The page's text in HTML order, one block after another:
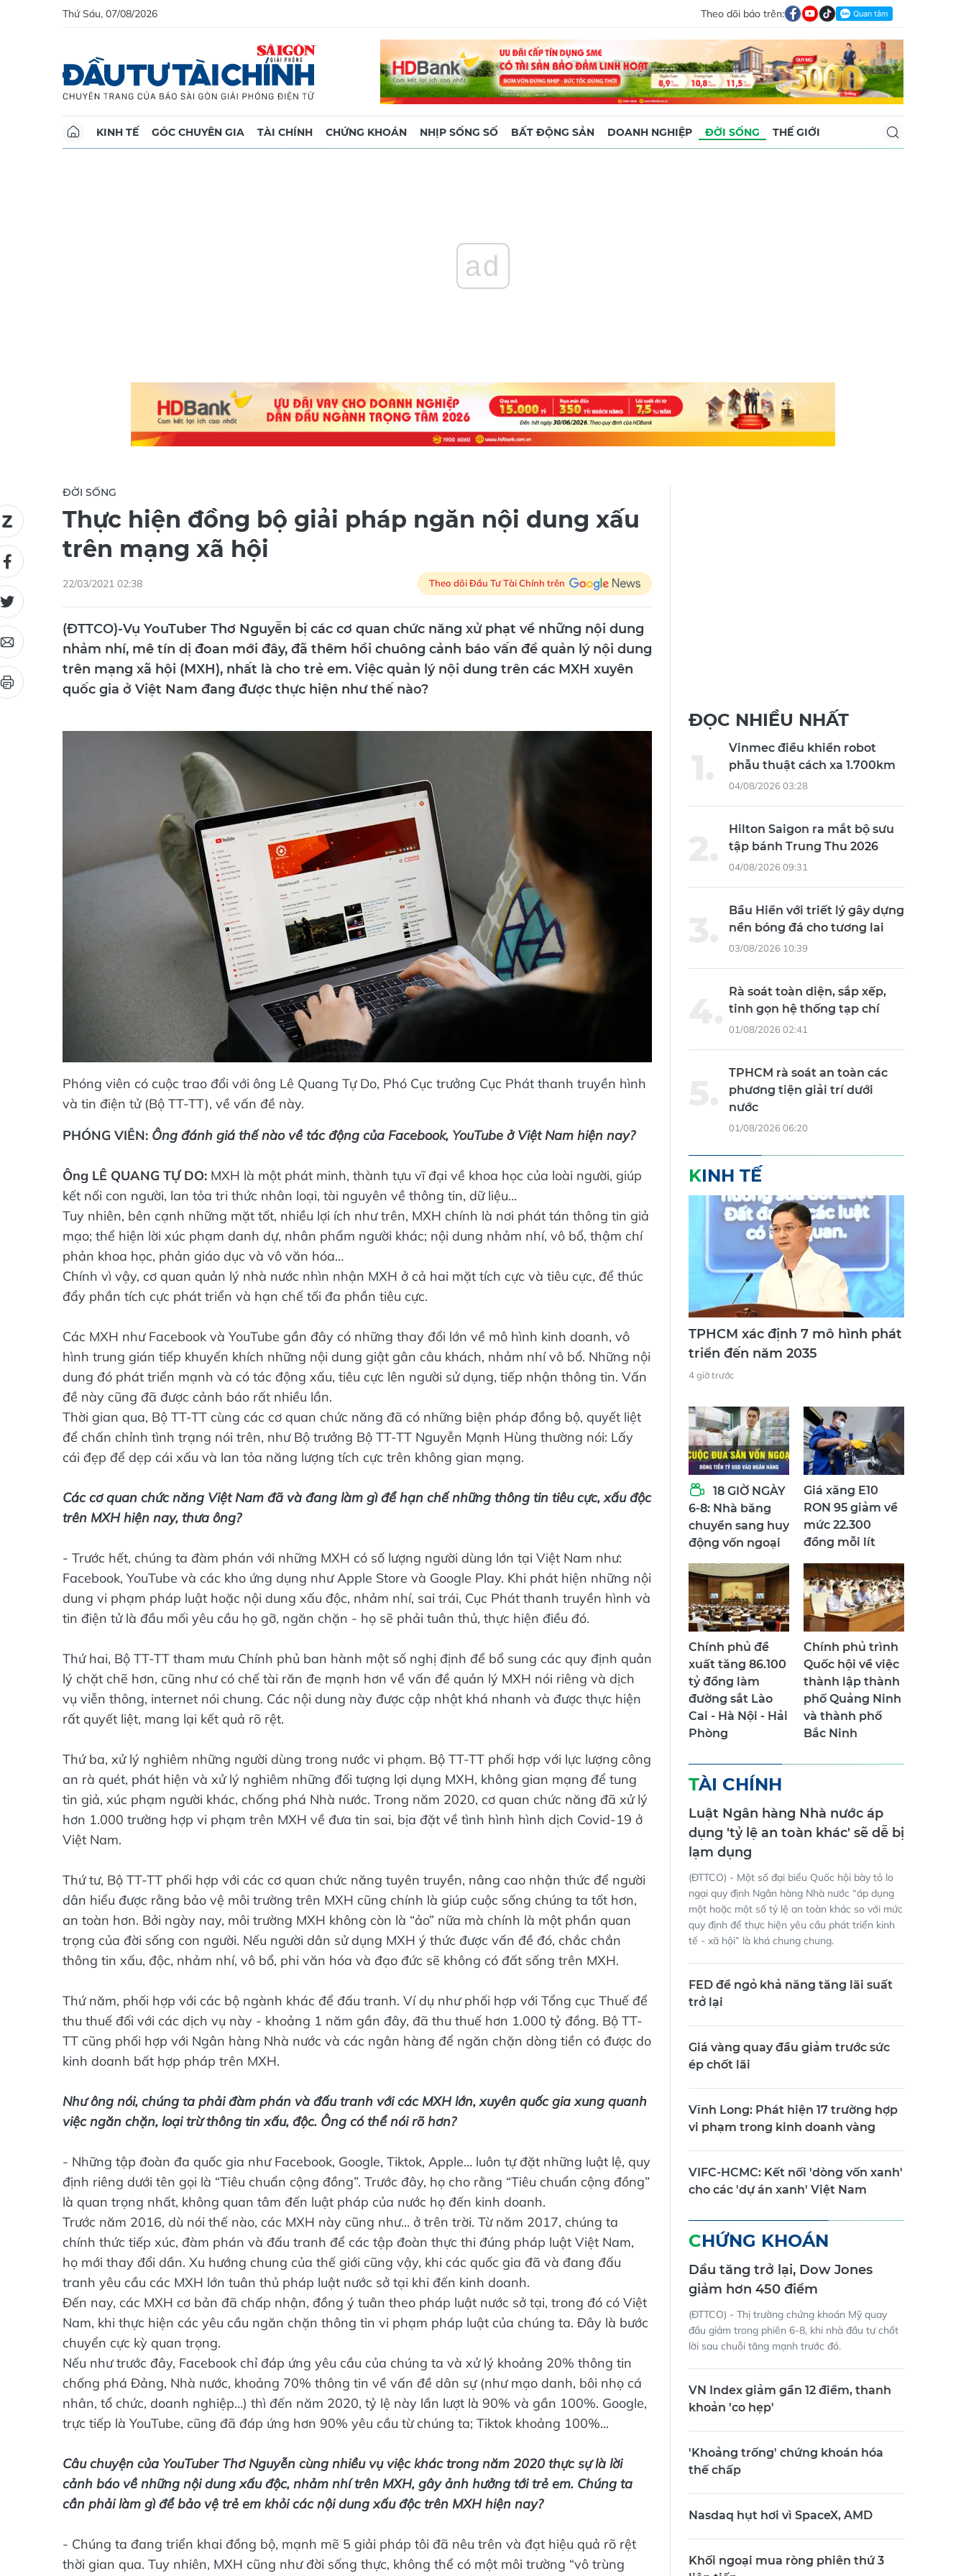
Thứ Sáu, 07/08/2026 Theo dõi báo trên:
KINH TẾ GÓC CHUYÊN GIA TÀI CHÍNH CHỨNG KHOÁN NHỊP SỐNG SỐ BẤT ĐỘNG SẢN DOANH NGHIỆP ĐỜI SỐNG THẾ GIỚI
ad
ĐỜI SỐNG
Thực hiện đồng bộ giải pháp ngăn nội dung xấu
trên mạng xã hội
22/03/2021 02:38 Theo dõi Đầu Tư Tài Chính trên
(ĐTTCO)-Vụ YouTuber Thơ Nguyễn bị các cơ quan chức năng xử phạt về những nội dung
nhảm nhí, mê tín dị đoan mới đây, đã thêm hồi chuông cảnh báo vấn đề quản lý nội dung
trên mạng xã hội (MXH), nhất là cho trẻ em. Việc quản lý nội dung trên các MXH xuyên
quốc gia ở Việt Nam đang được thực hiện như thế nào?
Phóng viên có cuộc trao đổi với ông Lê Quang Tự Do, Phó Cục trưởng Cục Phát thanh truyền hình
và tin điện tử (Bộ TT-TT), về vấn đề này.
PHÓNG VIÊN: Ông đánh giá thế nào về tác động của Facebook, YouTube ở Việt Nam hiện nay?
Ông LÊ QUANG TỰ DO: MXH là một phát minh, thành tựu vĩ đại về khoa học của loài người, giúp
kết nối con người, lan tỏa tri thức nhân loại, tài nguyên về thông tin, dữ liệu…
Tuy nhiên, bên cạnh những mặt tốt, nhiều lợi ích như trên, MXH chính là nơi phát tán thông tin giả
mạo; thể hiện lời xúc phạm danh dự, nhân phẩm người khác; nội dung nhảm nhí, vô bổ, thậm chí
phản khoa học, phản giáo dục và vô văn hóa…
Chính vì vậy, cơ quan quản lý nhà nước nhìn nhận MXH ở cả hai mặt tích cực và tiêu cực, để thúc
đẩy phần tích cực phát triển và hạn chế tối đa phần tiêu cực.
Các MXH như Facebook và YouTube gần đây có những thay đổi lớn về mô hình kinh doanh, vô
hình trung gián tiếp khuyến khích những nội dung giật gân câu khách, nhảm nhí vô bổ. Những nội
dung đó phát triển mạnh và có tác động xấu, tiêu cực lên người sử dụng, tiếp nhận thông tin. Vấn
đề này cũng đã được cảnh báo rất nhiều lần.
Thời gian qua, Bộ TT-TT cùng các cơ quan chức năng đã có những biện pháp đồng bộ, quyết liệt
để chấn chỉnh tình trạng nói trên, như Bộ trưởng Bộ TT-TT Nguyễn Mạnh Hùng thường nói: Lấy
cái đẹp để dẹp cái xấu và lan tỏa năng lượng tích cực trên không gian mạng.
Các cơ quan chức năng Việt Nam đã và đang làm gì để hạn chế những thông tin tiêu cực, xấu độc
trên MXH hiện nay, thưa ông?
- Trước hết, chúng ta đàm phán với những MXH có số lượng người dùng lớn tại Việt Nam như:
Facebook, YouTube và các kho ứng dụng như Apple Store và Google Play. Khi phát hiện những nội
dung vi phạm pháp luật hoặc nội dung xấu độc, nhảm nhí, sai trái, Cục Phát thanh truyền hình và
tin điện tử là đầu mối yêu cầu họ gỡ, ngăn chặn - họ sẽ phải tuân thủ, thực hiện điều đó.
Thứ hai, Bộ TT-TT tham mưu Chính phủ ban hành một số nghị định để bổ sung các quy định quản
lý chặt chẽ hơn, cũng như có chế tài răn đe mạnh hơn về vấn đề quản lý MXH nói riêng và dịch
vụ viễn thông, internet nói chung. Các nội dung này được cập nhật khá nhanh và được thực hiện
rất quyết liệt, mang lại kết quả rõ rệt.
Thứ ba, xử lý nghiêm những người dùng trong nước vi phạm. Bộ TT-TT phối hợp với lực lượng công
an rà quét, phát hiện và xử lý nghiêm những đối tượng lợi dụng MXH, không gian mạng để tung
tin giả, xúc phạm người khác, chống phá Nhà nước. Trong năm 2020, cơ quan chức năng đã xử lý
hơn 1.000 trường hợp vi phạm trên MXH về đưa tin sai, bịa đặt về tình hình hình dịch Covid-19 ở
Việt Nam.
Thứ tư, Bộ TT-TT phối hợp với các cơ quan chức năng tuyên truyền, nâng cao nhận thức để người
dân hiểu được rằng bảo vệ môi trường trên MXH cũng chính là giúp cuộc sống chúng ta tốt hơn,
an toàn hơn. Bởi ngày nay, môi trường MXH không còn là “ảo” nữa mà chính là một phần quan
trọng của đời sống con người. Nếu người dân sử dụng MXH ý thức được vấn đề đó, chắc chắn
thông tin xấu, độc, nhảm nhí, vô bổ, phi văn hóa và đạo đức sẽ không có đất sống trên MXH.
Thứ năm, phối hợp với các bộ ngành khác để đấu tranh. Ví dụ như phối hợp với Tổng cục Thuế để
thu thuế đối với các dịch vụ này - khoảng 1 năm gần đây, đã thu thuế hơn 1.000 tỷ đồng. Bộ TT-
TT cũng phối hợp với Ngân hàng Nhà nước và các ngân hàng để ngăn chặn dòng tiền có được do
kinh doanh bất hợp pháp trên MXH.
Như ông nói, chúng ta phải đàm phán và đấu tranh với các MXH lớn, xuyên quốc gia xung quanh
việc ngăn chặn, loại trừ thông tin xấu, độc. Ông có thể nói rõ hơn?
- Những tập đoàn đa quốc gia như Facebook, Google, Tiktok, Apple… luôn tự đặt những luật lệ, quy
định riêng dưới tên gọi là “Tiêu chuẩn cộng đồng”. Trước đây, họ cho rằng “Tiêu chuẩn cộng đồng”
là quan trọng nhất, không quan tâm đến luật pháp của nước họ đến kinh doanh.
Trước năm 2016, dù nói thế nào, các MXH này cũng như... ở trên trời. Từ năm 2017, chúng ta
chính thức tiếp xúc, đàm phán và đấu tranh để các tập đoàn thực thi đúng pháp luật Việt Nam,
họ mới thay đổi dần. Xu hướng chung của thế giới cũng vậy, khi các quốc gia đã và đang đấu
tranh yêu cầu các MXH lớn tuân thủ pháp luật nước sở tại khi đến kinh doanh.
Đến nay, các MXH cơ bản đã chấp nhận, đồng ý tuân theo pháp luật nước sở tại, trong đó có Việt
Nam, khi thực hiện các yêu cầu ngăn chặn thông tin vi phạm pháp luật của chúng ta. Đây là bước
chuyển cực kỳ quan trọng.
Nếu như trước đây, Facebook chỉ đáp ứng yêu cầu của chúng ta và xử lý khoảng 20% thông tin
chống phá Đảng, Nhà nước, khoảng 70% thông tin về vấn đề dân sự (như mạo danh, bôi nhọ cá
nhân, tổ chức, doanh nghiệp…) thì đến năm 2020, tỷ lệ này lần lượt là 90% và gần 100%. Google,
trực tiếp là YouTube, cũng đã đáp ứng hơn 90% yêu cầu từ chúng ta; Tiktok khoảng 100%...
Câu chuyện của YouTuber Thơ Nguyễn cùng nhiều vụ việc khác trong năm 2020 thực sự là lời
cảnh báo về những nội dung xấu độc, nhảm nhí trên MXH, gây ảnh hưởng tới trẻ em. Chúng ta
cần phải làm gì để bảo vệ trẻ em khỏi các nội dung xấu độc trên MXH hiện nay?
- Chúng ta đang triển khai đồng bộ, mạnh mẽ 5 giải pháp tôi đã nêu trên và đạt hiệu quả rõ rệt
thời gian qua. Tuy nhiên, MXH cũng như đời sống thực, không thể có một môi trường “vô trùng
ĐỌC NHIỀU NHẤT
Vinmec điều khiển robot
phẫu thuật cách xa 1.700km
04/08/2026 03:28
Hilton Saigon ra mắt bộ sưu
tập bánh Trung Thu 2026
04/08/2026 09:31
Bầu Hiển với triết lý gây dựng
nền bóng đá cho tương lai
03/08/2026 10:39
Rà soát toàn diện, sắp xếp,
tinh gọn hệ thống tạp chí
01/08/2026 02:41
TPHCM rà soát an toàn các
phương tiện giải trí dưới
nước
01/08/2026 06:20
KINH TẾ
TPHCM xác định 7 mô hình phát
triển đến năm 2035
4 giờ trước
18 GIỜ NGÀY
6-8: Nhà băng
chuyển sang huy
động vốn ngoại
Giá xăng E10
RON 95 giảm về
mức 22.300
đồng mỗi lít
Chính phủ đề
xuất tăng 86.100
tỷ đồng làm
đường sắt Lào
Cai - Hà Nội - Hải
Phòng
Chính phủ trình
Quốc hội về việc
thành lập thành
phố Quảng Ninh
và thành phố
Bắc Ninh
TÀI CHÍNH
Luật Ngân hàng Nhà nước áp
dụng 'tỷ lệ an toàn khác' sẽ dễ bị
lạm dụng
(ĐTTCO) - Một số đại biểu Quốc hội bày tỏ lo
ngại quy định Ngân hàng Nhà nước “áp dụng
một hoặc một số tỷ lệ an toàn khác so với mức
quy định để thực hiện yêu cầu phát triển kinh
tế - xã hội” là khá chung chung.
FED để ngỏ khả năng tăng lãi suất
trở lại
Giá vàng quay đầu giảm trước sức
ép chốt lãi
Vĩnh Long: Phát hiện 17 trường hợp
vi phạm trong kinh doanh vàng
VIFC-HCMC: Kết nối 'dòng vốn xanh'
cho các 'dự án xanh' Việt Nam
CHỨNG KHOÁN
Dầu tăng trở lại, Dow Jones
giảm hơn 450 điểm
(ĐTTCO) - Thị trường chứng khoán Mỹ quay
đầu giảm trong phiên 6-8, khi nhà đầu tư chốt
lời sau chuỗi tăng mạnh trước đó.
VN Index giảm gần 12 điểm, thanh
khoản 'co hẹp'
'Khoảng trống' chứng khoán hóa
thế chấp
Nasdaq hụt hơi vì SpaceX, AMD
Khối ngoại mua ròng phiên thứ 3